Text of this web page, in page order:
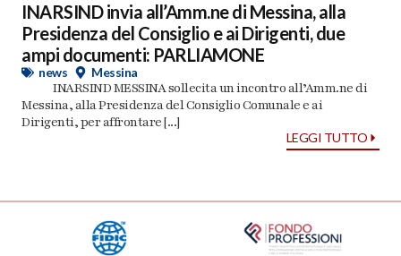
INARSIND invia all’Amm.ne di Messina, alla
Presidenza del Consiglio e ai Dirigenti, due
ampi documenti: PARLIAMONE
news Messina
INARSIND MESSINA sollecita un incontro all’Amm.ne di
Messina, alla Presidenza del Consiglio Comunale e ai
Dirigenti, per affrontare [...]
LEGGI TUTTO